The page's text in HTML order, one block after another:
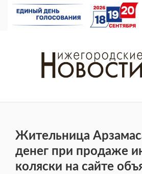
Жительница
денег при продаже
коляски на сайте